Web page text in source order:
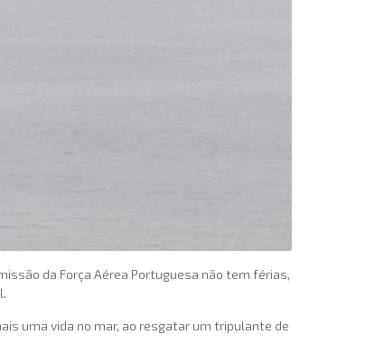
da Força Aérea Portuguesa não tem férias,
uma vida no mar, ao resgatar um tripulante de